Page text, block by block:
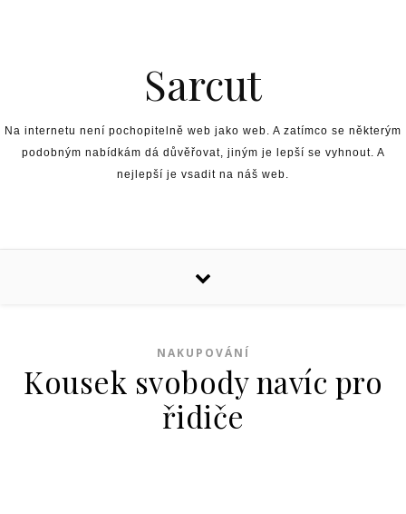
Sarcut
Na internetu není pochopitelně web jako web. A zatímco se některým
podobným nabídkám dá důvěřovat, jiným je lepší se vyhnout. A
nejlepší je vsadit na náš web.
NAKUPOVÁNÍ
Kousek svobody navíc pro
řidiče